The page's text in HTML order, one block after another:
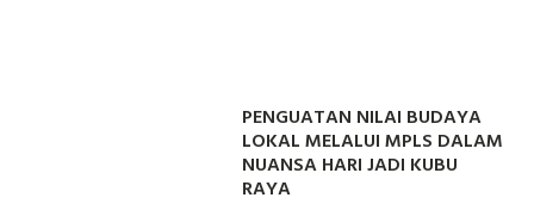
PENGUATAN NILAI BUDAYA
LOKAL MELALUI MPLS DALAM
NUANSA HARI JADI KUBU
RAYA